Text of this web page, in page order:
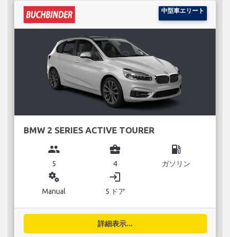
中型車エリート
BMW 2 SERIES ACTIVE TOURER
group
5
business_center
4
local_gas_station
ガソリン
miscellaneous_services
Manual
login
5 ドア
詳細表示...